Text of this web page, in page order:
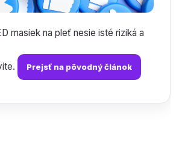
masiek na pleť nesie isté riziká a
Prejsť na pôvodný článok